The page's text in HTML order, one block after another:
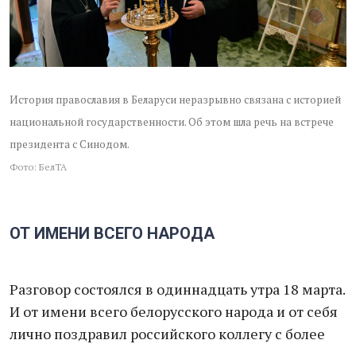
История православия в Беларуси неразрывно связана с историей
национальной государственности. Об этом шла речь на встрече
президента с Синодом.
Фото: БелТА
ОТ ИМЕНИ ВСЕГО НАРОДА
Разговор состоялся в одиннадцать утра 18 марта.
И от имени всего белорусского народа и от себя
лично поздравил российского коллегу с более